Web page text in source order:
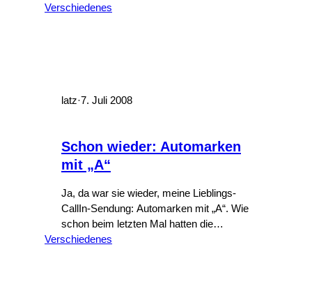
ein Original und mag es aus Angst, es
„Tokyflash…
Verschiedenes
latz·7. Juli 2008
Schon wieder: Automarken
mit „A“
Ja, da war sie wieder, meine Lieblings-
CallIn-Sendung: Automarken mit „A“. Wie
schon beim letzten Mal hatten die
Zuschauer eine Stunde Zeit,
Verschiedenes